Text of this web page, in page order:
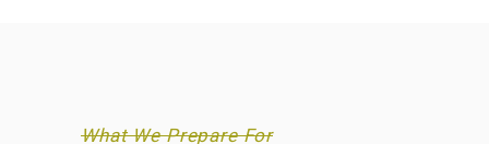
What We Prepare For